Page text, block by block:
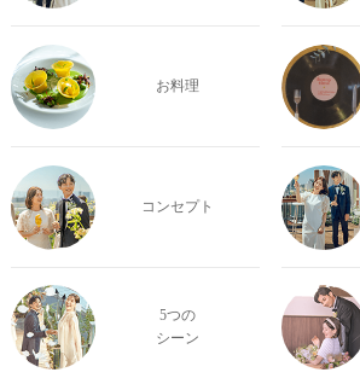
お料理
コンセプト
5つの
シーン